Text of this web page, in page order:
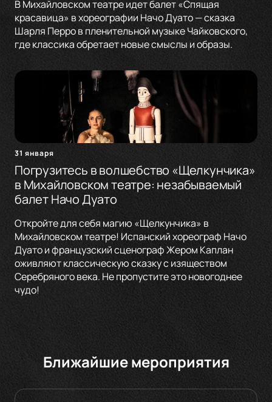
В Михайловском театре идет балет «Спящая
красавица» в хореографии Начо Дуато — сказка
Шарля Перро в пленительной музыке Чайковского,
где классика обретает новые смыслы и образы.
31 января
Погрузитесь в волшебство «Щелкунчика»
в Михайловском театре: незабываемый
балет Начо Дуато
Откройте для себя магию «Щелкунчика» в
Михайловском театре! Испанский хореограф Начо
Дуато и французский сценограф Жером Каплан
оживляют классическую сказку с изяществом
Серебряного века. Не пропустите это новогоднее
чудо!
Ближайшие мероприятия